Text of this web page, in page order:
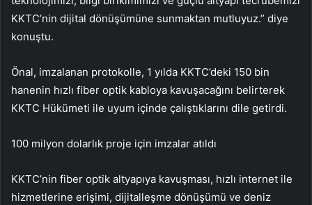
KKTC’nin dijital dönüşümüne sunmaktan mutluyuz.” diye
konuştu.
Önal, imzalanan protokolle, 1 yılda KKTC’deki 150 bin
hanenin hızlı fiber optik kabloya kavuşacağını belirterek
KKTC Hükümeti ile uyum içinde çalıştıklarını dile getirdi.
100 milyon dolarlık proje için imzalar atıldı
KKTC’nin fiber optik altyapıya kavuşması, hızlı internet ile
hizmetlerine erişimi, dijitalleşme dönüşümü ve deniz